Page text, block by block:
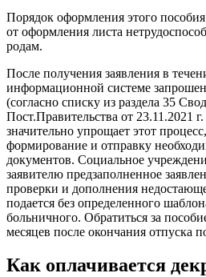
Порядок оформления этого пособия
от оформления листа
родам.
После получения заявления в
информационной системе
(согласно списку из раздела 35
Пост.Правительства от 23.11.2021
значительно упрощает этот
формирование и отправку
документов. Социальное
заявителю предзаполненное
проверки и дополнения
подается без определенного
больничного. Обратиться за
месяцев после окончания отпуска
Как оплачивается